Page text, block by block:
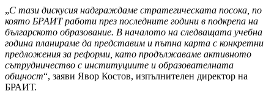
„С тази дискусия надграждаме стратегическата посока, по
която БРАИТ работи през последните години в подкрепа на
българското образование. В началото на следващата учебна
година планираме да представим и пътна карта с конкретни
предложения за реформи, като продължаваме активното
сътрудничество с институциите и образователната
общност“, заяви Явор Костов, изпълнителен директор на
БРАИТ.